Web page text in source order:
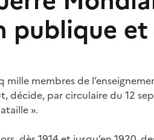
publique et
mille membres de
décide, par circulaire du 12
».